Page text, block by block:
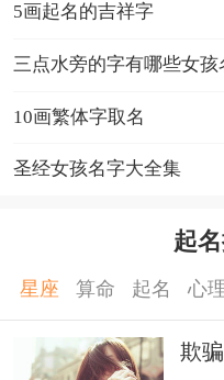
5画起名的吉祥字
三点水旁的字有哪些女孩
10画繁体字取名
圣经女孩名字大全集
起
星座 算命 起名 心
欺